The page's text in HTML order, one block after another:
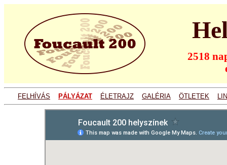
2518
FELHÍVÁS PÁLYÁZAT ÉLETRAJZ GALÉRIA ÖTLETEK